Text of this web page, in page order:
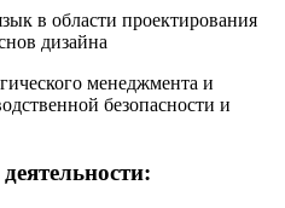
в области проектирования
дизайна
менеджмента и
безопасности и